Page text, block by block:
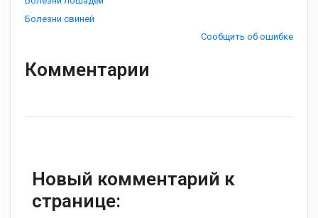
Болезни свиней
Сообщить об ошибке
Комментарии
Новый комментарий к
странице: